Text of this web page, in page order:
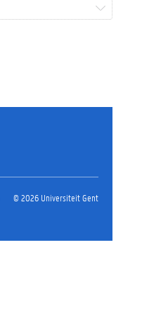
© 2026 Universiteit Gent